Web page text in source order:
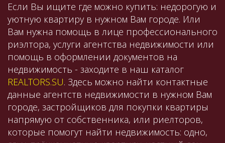
Если Вы ищите где можно купить: недорогую и
уютную квартиру в нужном Вам городе. Или
Вам нужна помощь в лице профессионального
риэлтора, услуги агентства недвижимости или
помощь в оформлении документов на
недвижимость - заходите в наш каталог
REALTORS.SU. Здесь можно найти контактные
данные агентств недвижимости в нужном Вам
городе, застройщиков для покупки квартиры
напрямую от собственника, или риелторов,
которые помогут найти недвижимость: одно,